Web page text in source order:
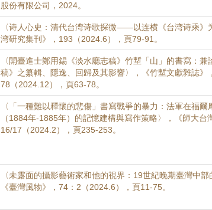
股份有限公司，2024。
〈诗人心史：清代台湾诗歌探微——以连横《台湾诗乘》
湾研究集刊》，193（2024.6），頁79-91。
〈開臺進士鄭用錫《淡水廳志稿》竹塹「山」的書寫：兼
稿》之纂輯、隱逸、回歸及其影響〉，《竹塹文獻雜誌》，
78（2024.12），頁63-78。
〈「一種難以釋懷的悲傷」書寫戰爭的暴力：法軍在福爾
（1884年-1885年）的記憶建構與寫作策略〉，《師大台
16/17（2024.2），頁235-253。
〈未露面的攝影藝術家和他的視界：19世紀晚期臺灣中部
《臺灣風物》，74：2（2024.6），頁11-75。